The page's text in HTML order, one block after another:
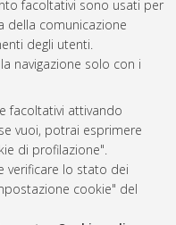
facoltativi sono usati per
della comunicazione
degli utenti.
navigazione solo con i
facoltativi attivando
vuoi, potrai esprimere
di profilazione".
verificare lo stato dei
cookie" del